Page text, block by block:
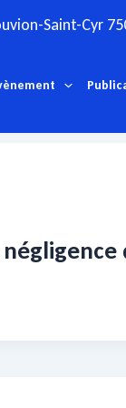
Saint-Cyr
pour :